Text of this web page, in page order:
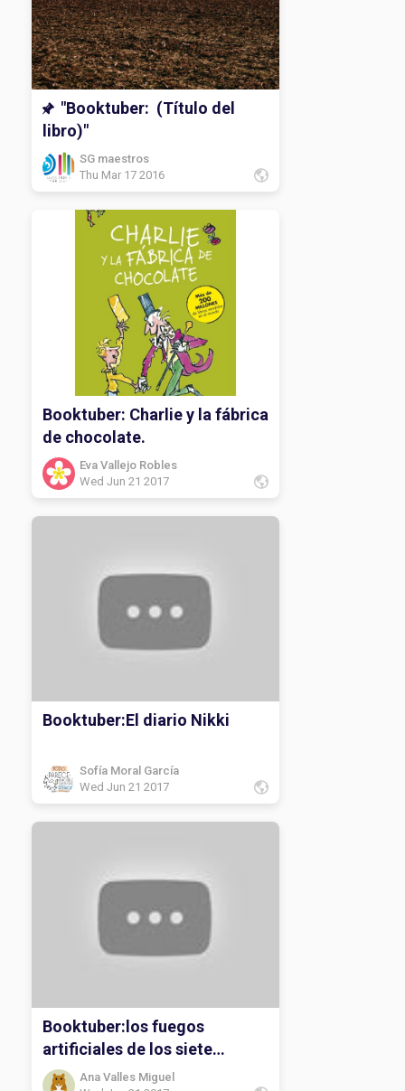
"Booktuber: (Título del
libro)"
SG maestros
Thu Mar 17 2016
Booktuber: Charlie y la fábrica
de chocolate.
Eva Vallejo Robles
Wed Jun 21 2017
Booktuber:El diario Nikki
Sofía Moral García
Wed Jun 21 2017
Booktuber:los fuegos
artificiales de los siete
secretosAna Valles Miguel